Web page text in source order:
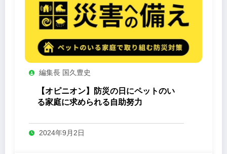
編集長 国久豊史
【オピニオン】防災の日にペットのい
る家庭に求められる自助努力
2024年9月2日